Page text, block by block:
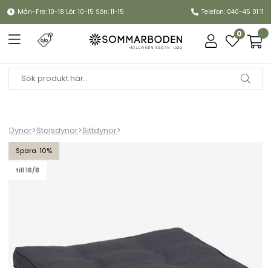
Mån-Fre: 10-18 Lör: 10-15 Sön: 11-15 Telefon: 040-45 01 11
0
Dynor>Stolsdynor>Sittdynor>
10
till 16/8
Sitsdyna - svart